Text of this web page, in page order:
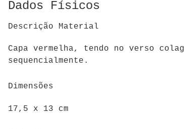
Dados Físicos
Descrição Material
Capa vermelha, tendo no verso
sequencialmente.
Dimensões
17,5 x 13 cm